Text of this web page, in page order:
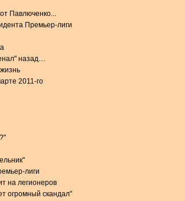
Павлюченко...
Премьер-лиги
назад…
2011-го
лиги
на легионеров
огромный скандал"